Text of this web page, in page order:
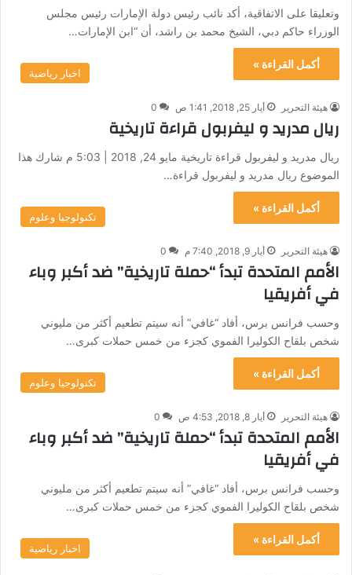
وتعليقا على الاتفاقية، أكد نائب رئيس دولة الإمارات رئيس مجلس
الوزراء حاكم دبي، الشيخ محمد بن راشد، أن “ابن الإمارات…
أكمل القراءة »
اخبار رياضية
هيئة التحرير أيار 25, 2018, 1:41 ص 0
ريال مدريد و ليفربول قراءة تاريخية
ريال مدريد و ليفربول قراءة تاريخية مايو 24, 2018 | 5:03 م شارك هذا
الموضوع ريال مدريد و ليفربول قراءة…
أكمل القراءة »
تكنولوجيا وعلوم
هيئة التحرير أيار 9, 2018, 7:40 م 0
الأمم المتحدة تبدأ “حملة تاريخية” ضد أكبر وباء
في أفريقيا
وحسب فرانس برس، أفاد “غافي” أنه سيتم تطعيم أكثر من مليوني
شخص بلقاح الكوليرا الفموي كجزء من خمس حملات كبرى…
أكمل القراءة »
تكنولوجيا وعلوم
هيئة التحرير أيار 8, 2018, 4:53 ص 0
الأمم المتحدة تبدأ “حملة تاريخية” ضد أكبر وباء
في أفريقيا
وحسب فرانس برس، أفاد “غافي” أنه سيتم تطعيم أكثر من مليوني
شخص بلقاح الكوليرا الفموي كجزء من خمس حملات كبرى…
أكمل القراءة »
اخبار رياضية